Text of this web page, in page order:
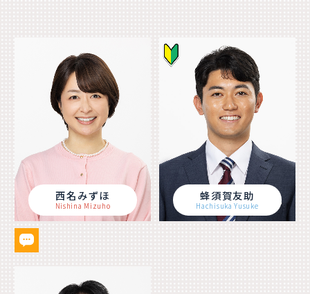
西名みずほ
Nishina Mizuho
蜂須賀友助
Hachisuka Yusuke